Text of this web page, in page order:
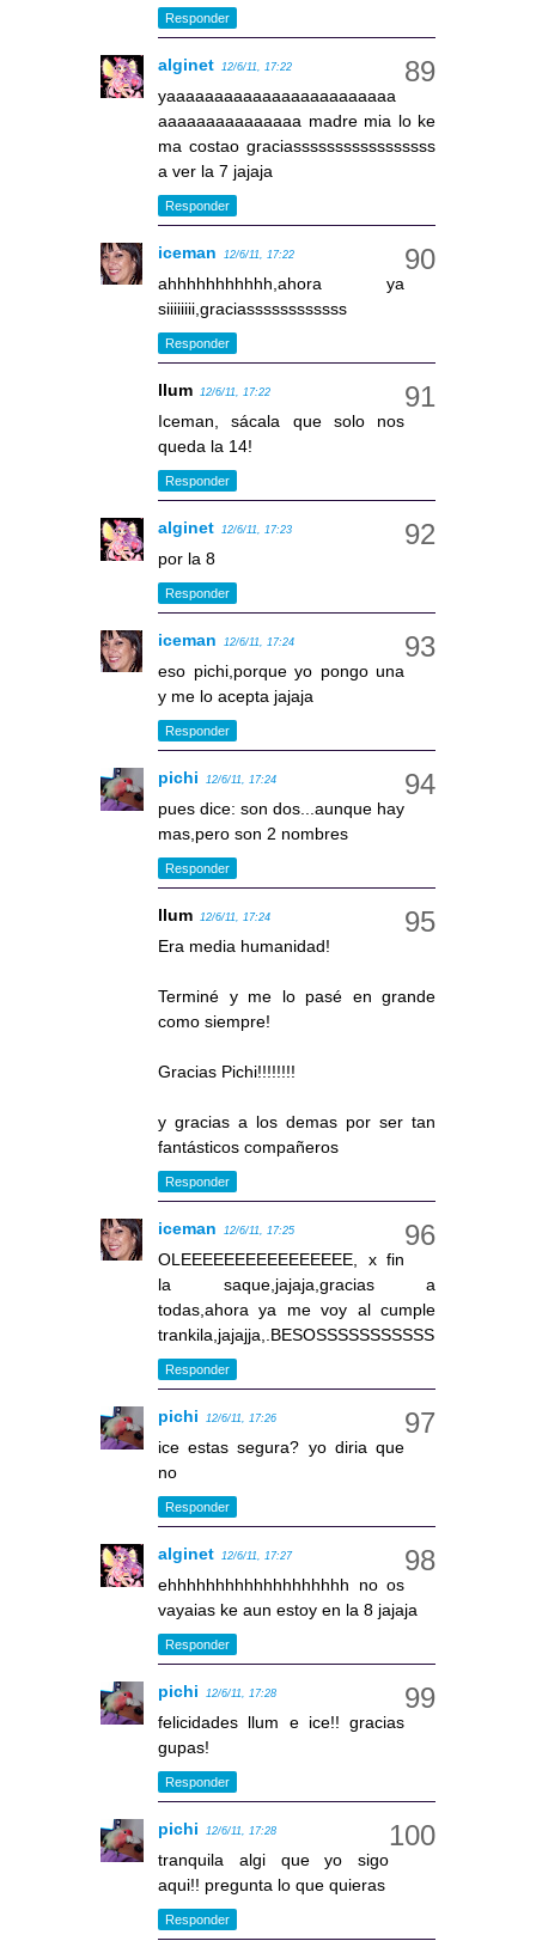
Responder
alginet 12/6/11, 17:22
yaaaaaaaaaaaaaaaaaaaaaaaa
aaaaaaaaaaaaaaa madre mia lo ke
ma costao graciasssssssssssssssss
a ver la 7 jajaja
Responder
iceman 12/6/11, 17:22
ahhhhhhhhhhh,ahora ya
siiiiiiii,graciassssssssssss
Responder
llum 12/6/11, 17:22
Iceman, sácala que solo nos
queda la 14!
Responder
alginet 12/6/11, 17:23
por la 8
Responder
iceman 12/6/11, 17:24
eso pichi,porque yo pongo una
y me lo acepta jajaja
Responder
pichi 12/6/11, 17:24
pues dice: son dos...aunque hay
mas,pero son 2 nombres
Responder
llum 12/6/11, 17:24
Era media humanidad!
Terminé y me lo pasé en grande
como siempre!
Gracias Pichi!!!!!!!!
y gracias a los demas por ser tan
fantásticos compañeros
Responder
iceman 12/6/11, 17:25
OLEEEEEEEEEEEEEEEE, x fin
la saque,jajaja,gracias a
todas,ahora ya me voy al cumple
trankila,jajajja,.BESOSSSSSSSSSSS
Responder
pichi 12/6/11, 17:26
ice estas segura? yo diria que
no
Responder
alginet 12/6/11, 17:27
ehhhhhhhhhhhhhhhhhhh no os
vayaias ke aun estoy en la 8 jajaja
Responder
pichi 12/6/11, 17:28
felicidades llum e ice!! gracias
gupas!
Responder
pichi 12/6/11, 17:28
tranquila algi que yo sigo
aqui!! pregunta lo que quieras
Responder